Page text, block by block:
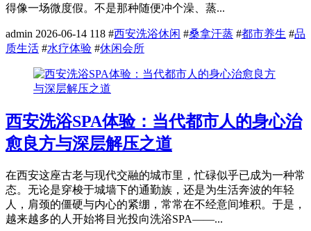
得像一场微度假。不是那种随便冲个澡、蒸...
admin 2026-06-14 118 #西安洗浴休闲 #桑拿汗蒸 #都市养生 #品
质生活 #水疗体验 #休闲会所
西安洗浴SPA体验：当代都市人的身心治
愈良方与深层解压之道
在西安这座古老与现代交融的城市里，忙碌似乎已成为一种常
态。无论是穿梭于城墙下的通勤族，还是为生活奔波的年轻
人，肩颈的僵硬与内心的紧绷，常常在不经意间堆积。于是，
越来越多的人开始将目光投向洗浴SPA——...